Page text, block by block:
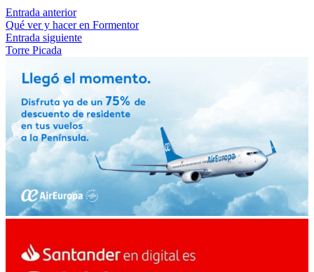
Entrada anterior
Qué ver y hacer en Formentor
Entrada siguiente
Torre Picada